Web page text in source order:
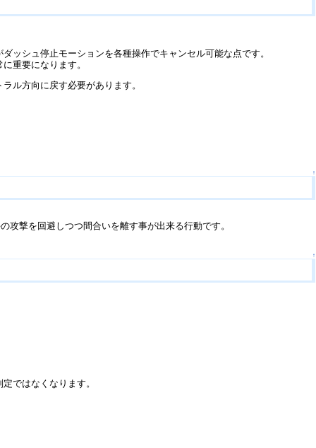
ッシュ停止モーションを各種操作でキャンセル可能な点です。
重要になります。
ル方向に戻す必要があります。
↑
撃を回避しつつ間合いを離す事が出来る行動です。
↑
ではなくなります。